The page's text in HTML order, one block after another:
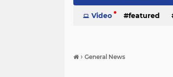
Techno News Top
Video featured
› General News